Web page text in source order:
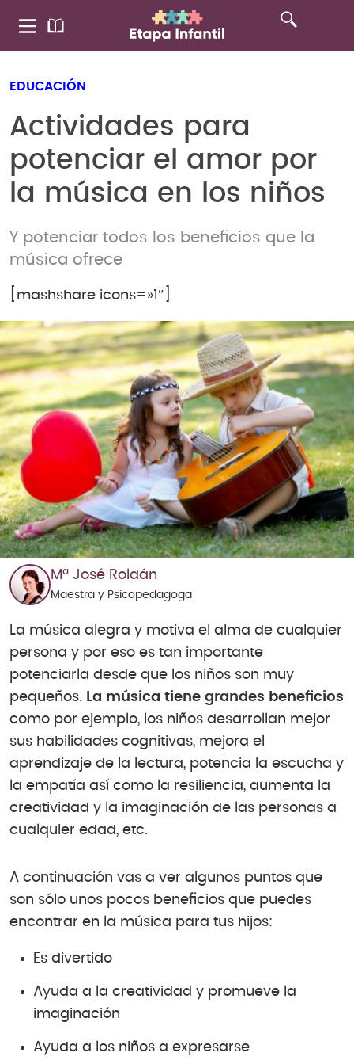
EDUCACIÓN
Actividades para
potenciar el amor por
la música en los niños
Y potenciar todos los beneficios que la
música ofrece
[mashshare icons=»1″]
Mª José Roldán
Maestra y Psicopedagoga
La música alegra y motiva el alma de cualquier
persona y por eso es tan importante
potenciarla desde que los niños son muy
pequeños. La música tiene grandes beneficios
como por ejemplo, los niños desarrollan mejor
sus habilidades cognitivas, mejora el
aprendizaje de la lectura, potencia la escucha y
la empatía así como la resiliencia, aumenta la
creatividad y la imaginación de las personas a
cualquier edad, etc.
A continuación vas a ver algunos puntos que
son sólo unos pocos beneficios que puedes
encontrar en la música para tus hijos:
Es divertido
Ayuda a la creatividad y promueve la
imaginación
Ayuda a los niños a expresarse